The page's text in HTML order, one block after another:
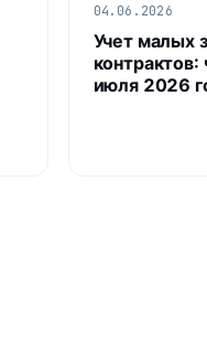
04.06.2026
Учет малых
контрактов:
июля 2026